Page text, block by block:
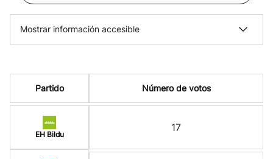
Mostrar información accesible
Partido
EH Bildu
Número de votos
17